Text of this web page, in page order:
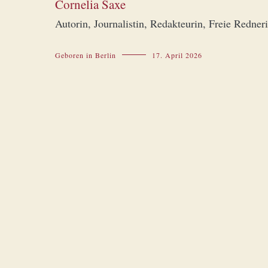
Cornelia Saxe
Autorin, Journalistin, Redakteurin, Freie
Geboren in Berlin 17. April 2026